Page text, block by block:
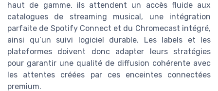
haut de gamme, ils attendent un accès fluide aux
catalogues de streaming musical, une intégration
parfaite de Spotify Connect et du Chromecast intégré,
ainsi qu’un suivi logiciel durable. Les labels et les
plateformes doivent donc adapter leurs stratégies
pour garantir une qualité de diffusion cohérente avec
les attentes créées par ces enceintes connectées
premium.